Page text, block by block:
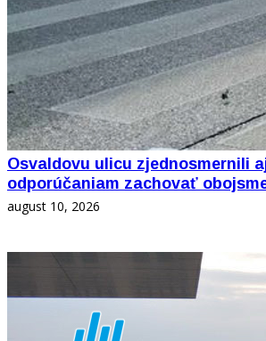
Osvaldovu ulicu zjednosmernili
odporúčaniam zachovať
august 10, 2026